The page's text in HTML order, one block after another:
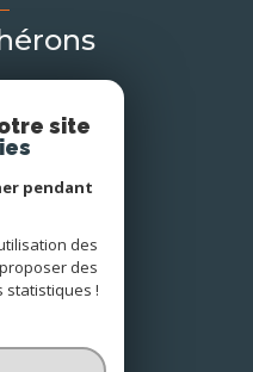
réservés
site
pendant
des
des
statistiques !